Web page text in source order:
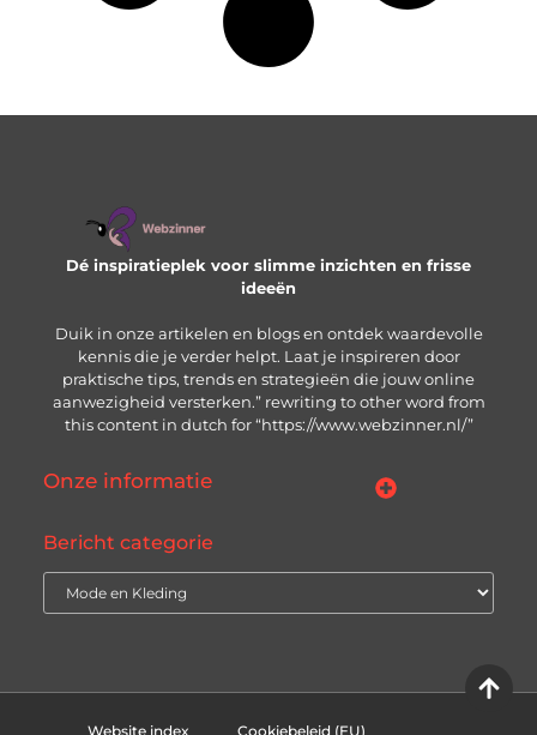
Dé inspiratieplek voor slimme inzichten en frisse
ideeën
Duik in onze artikelen en blogs en ontdek waardevolle
kennis die je verder helpt. Laat je inspireren door
praktische tips, trends en strategieën die jouw online
aanwezigheid versterken.” rewriting to other word from
this content in dutch for “https://www.webzinner.nl/”
Onze informatie
Bericht categorie
Website index Cookiebeleid (EU)